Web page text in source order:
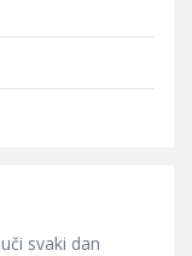
svaki dan